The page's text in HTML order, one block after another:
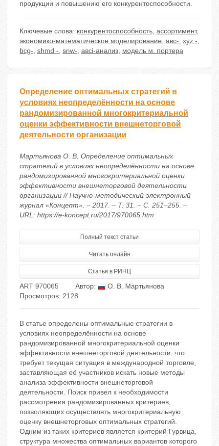
продукции и повышению его конкурентоспособности.
Ключевые слова: конкурентоспособность, ассортимент,
экономико-математическое моделирование, авс-, xyz -,
bcg-, shmd -, snw-, авсi-анализ, модель м. портера
Определение оптимальных стратегий в
условиях неопределённости на основе
рандомизированной многокритериальной
оценки эффективности внешнеторговой
деятельности организации
Мартьянова О. В. Определение оптимальных
стратегий в условиях неопределённости на основе
рандомизированной многокритериальной оценки
эффективности внешнеторговой деятельности
организации // Научно-методический электронный
журнал «Концепт». – 2017. – Т. 31. – С. 251–255. –
URL: https://e-koncept.ru/2017/970065.htm
Полный текст статьи
Читать онлайн
Статья в РИНЦ
ART 970065 Автор:
О. В. Мартьянова
Просмотров: 2128
В статье определены оптимальные стратегии в
условиях неопределённости на основе
рандомизированной многокритериальной оценки
эффективности внешнеторговой деятельности, что
требует текущая ситуация в международной торговле,
заставляющая её участников искать новые методы
анализа эффективности внешнеторговой
деятельности. Поиск привел к необходимости
рассмотрения рандомизированных критериев,
позволяющих осуществлять многокритериальную
оценку внешнеторговых оптимальных стратегий.
Одним из таких критериев является критерий Гурвица,
структура множества оптимальных вариантов которого